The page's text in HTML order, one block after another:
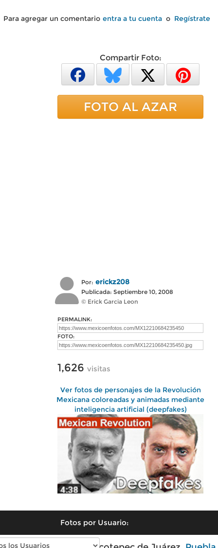
Para agregar un comentario entra a tu cuenta o Regístrate
Compartir Foto:
FOTO AL AZAR
Por: erickz208
Publicada: Septiembre 10, 2008
© Erick Garcia Leon
PERMALINK:
FOTO:
1,626 visitas
Ver fotos de personajes de la Revolución
Mexicana coloreadas y animadas mediante
inteligencia artificial (deepfakes)
Fotos por Usuario: